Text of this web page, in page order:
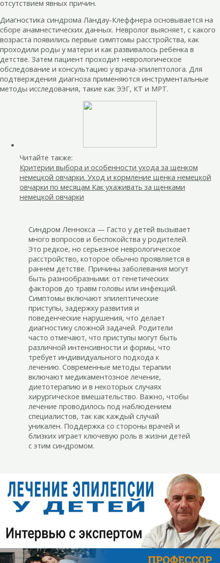
отсутствием явных причин.
Диагностика синдрома Ландау-Клеффнера основывается на
сборе анамнестических данных. Невролог выясняет, с какого
возраста появились первые симптомы расстройства, как
проходили роды у матери и как развивалось ребенка в
детстве. Затем пациент проходит неврологическое
обследование и консультацию у врача-эпилептолога. Для
подтверждения диагноза применяются инструментальные
методы исследования, такие как ЭЭГ, КТ и МРТ.
Читайте также:
Критерии выбора и особенности ухода за щенком
немецкой овчарки. Уход и кормление щенка немецкой
овчарки по месяцам Как ухаживать за щенками
немецкой овчарки
Синдром Леннокса — Гасто у детей вызывает
много вопросов и беспокойства у родителей.
Это редкое, но серьезное неврологическое
расстройство, которое обычно проявляется в
раннем детстве. Причины заболевания могут
быть разнообразными: от генетических
факторов до травм головы или инфекций.
Симптомы включают эпилептические
приступы, задержку развития и
поведенческие нарушения, что делает
диагностику сложной задачей. Родители
часто отмечают, что приступы могут быть
различной интенсивности и формы, что
требует индивидуального подхода к
лечению. Современные методы терапии
включают медикаментозное лечение,
диетотерапию и в некоторых случаях
хирургическое вмешательство. Важно, чтобы
лечение проводилось под наблюдением
специалистов, так как каждый случай
уникален. Поддержка со стороны врачей и
близких играет ключевую роль в жизни детей
с этим синдромом.